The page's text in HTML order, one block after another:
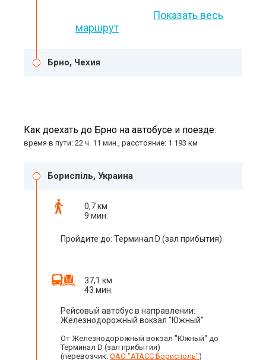
Показать весь
маршрут
Брно, Чехия
Как доехать до Брно на автобусе и поезде:
время в пути: 22 ч. 11 мин., расстояние: 1 193 км
Бориспіль, Украина
0,7 км
9 мин.
Пройдите до: Терминал D (зал прибытия)
37,1 км
43 мин.
Рейсовый автобус в направлении:
Железнодорожный вокзал "Южный"
От Железнодорожный вокзал "Южный" до
Терминал D (зал прибытия)
(перевозчик: ОАО "АТАСС Борисполь")